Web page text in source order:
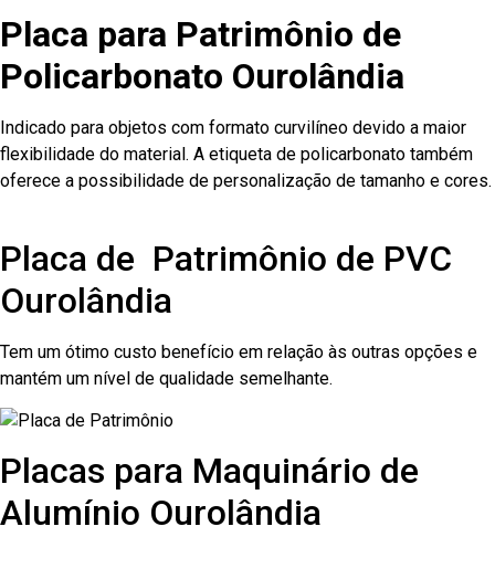
Placa para Patrimônio de
Policarbonato Ourolândia
Indicado para objetos com formato curvilíneo devido a maior
flexibilidade do material. A etiqueta de policarbonato também
oferece a possibilidade de personalização de tamanho e cores.
Placa de Patrimônio de PVC
Ourolândia
Tem um ótimo custo benefício em relação às outras opções e
mantém um nível de qualidade semelhante.
Placas para Maquinário de
Alumínio Ourolândia